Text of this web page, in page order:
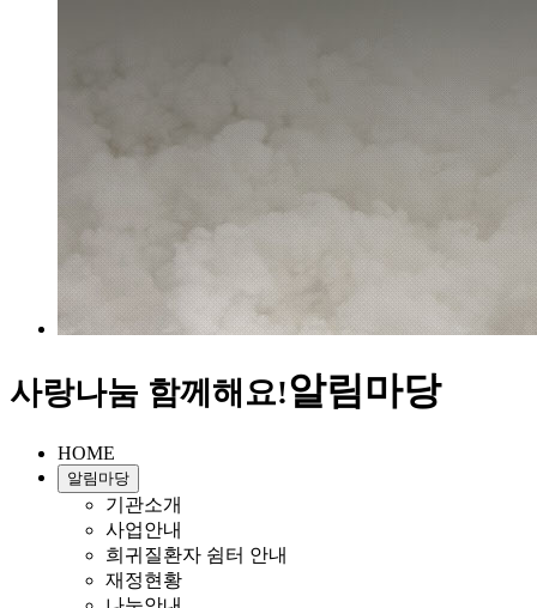
사랑나눔 함께해요!알림마당
HOME
알림마당
기관소개
사업안내
희귀질환자 쉼터 안내
재정현황